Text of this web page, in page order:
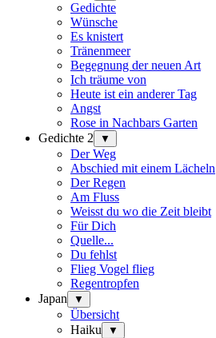
Gedichte
Wünsche
Es knistert
Tränenmeer
Begegnung der neuen Art
Ich träume von
Heute ist ein anderer Tag
Angst
Rose in Nachbars Garten
Gedichte 2
▼
Der Weg
Abschied mit einem Lächeln
Der Regen
Am Fluss
Weisst du wo die Zeit bleibt
Für Dich
Quelle...
Du fehlst
Flieg Vogel flieg
Regentropfen
Japan
▼
Übersicht
Haiku
▼